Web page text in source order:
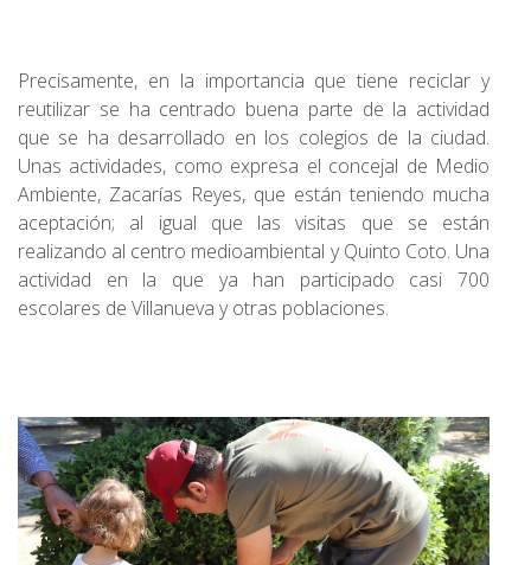
Precisamente, en la importancia que tiene reciclar y
reutilizar se ha centrado buena parte de la actividad
que se ha desarrollado en los colegios de la ciudad.
Unas actividades, como expresa el concejal de Medio
Ambiente, Zacarías Reyes, que están teniendo mucha
aceptación; al igual que las visitas que se están
realizando al centro medioambiental y Quinto Coto. Una
actividad en la que ya han participado casi 700
escolares de Villanueva y otras poblaciones.